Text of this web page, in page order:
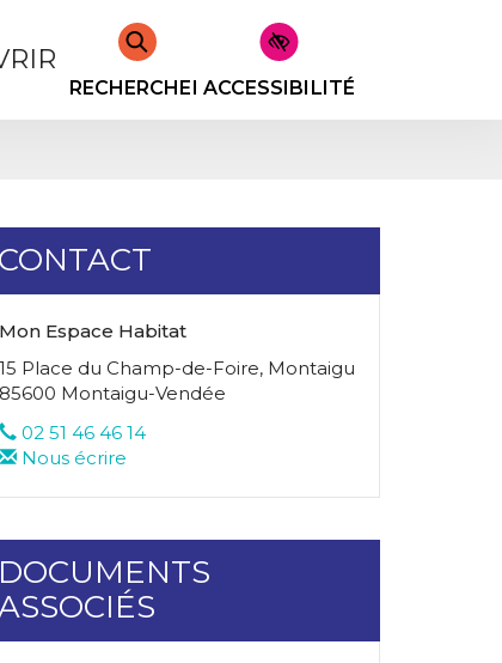
RECHERCHERACCESSIBILITÉ
CONTACT
Mon Espace Habitat
15 Place du Champ-de-Foire, Montaigu
85600 Montaigu-Vendée
02 51 46 46 14
Nous écrire
DOCUMENTS